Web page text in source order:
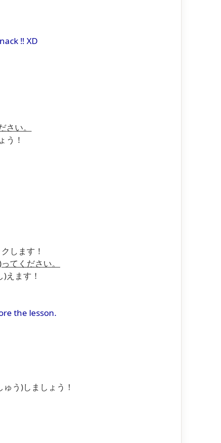
‼ XD
い。
う！
します！
てください。
えます！
the lesson.
う)しましょう！